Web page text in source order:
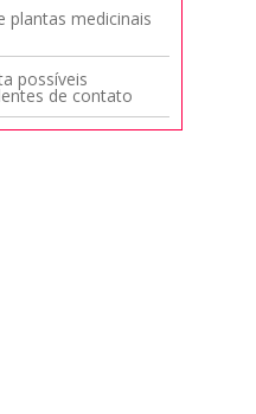
plantas medicinais
possíveis
de contato